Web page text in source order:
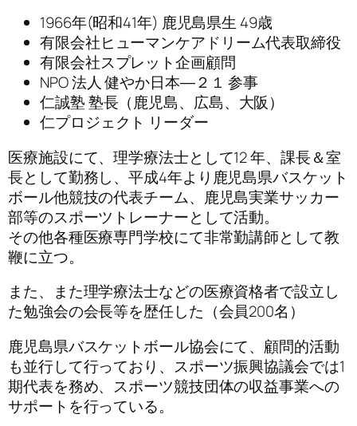
1966年(昭和41年) 鹿児島県生 49歳
有限会社ヒューマンケアドリーム代表取締役
有限会社スプレット企画顧問
NPO 法人 健やか日本―２１ 参事
仁誠塾 塾長（鹿児島、広島、大阪）
仁プロジェクト リーダー
医療施設にて、理学療法士として12 年、課長＆室
長として勤務し、平成4年より鹿児島県バスケット
ボール他競技の代表チーム、鹿児島実業サッカー
部等のスポーツトレーナーとして活動。
その他各種医療専門学校にて非常勤講師として教
鞭に立つ。
また、また理学療法士などの医療資格者で設立し
た勉強会の会長等を歴任した（会員200名）
鹿児島県バスケットボール協会にて、顧問的活動
も並行して行っており、スポーツ振興協議会では1
期代表を務め、スポーツ競技団体の収益事業への
サポートを行っている。